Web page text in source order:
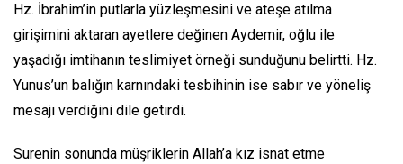
Hz. İbrahim’in putlarla yüzleşmesini ve ateşe atılma
girişimini aktaran ayetlere değinen Aydemir, oğlu ile
yaşadığı imtihanın teslimiyet örneği sunduğunu belirtti. Hz.
Yunus’un balığın karnındaki tesbihinin ise sabır ve yöneliş
mesajı verdiğini dile getirdi.
Surenin sonunda müşriklerin Allah’a kız isnat etme